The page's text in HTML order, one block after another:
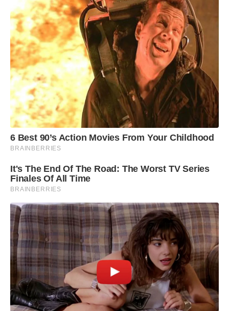
6 Best 90’s Action Movies From Your Childhood
BRAINBERRIES
It's The End Of The Road: The Worst TV Series
Finales Of All Time
BRAINBERRIES